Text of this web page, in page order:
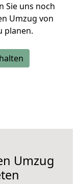
Sie uns noch
Umzug von
planen.
Umzug